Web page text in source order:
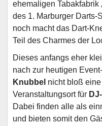
ehemaligen Tabakfabrik
des 1. Marburger Darts-
noch macht das Dart-
Teil des Charmes der
Dieses anfangs eher
nach zur heutigen
Knubbel nicht bloß
Veranstaltungsort für
Dabei finden alle als
und bieten somit den